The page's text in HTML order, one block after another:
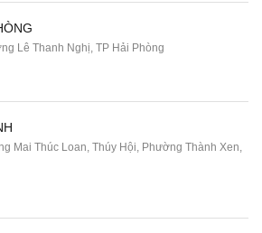
Lê Thanh Nghị, TP Hải Phòng
Mai Thúc Loan, Thúy Hội, Phường Thành Xen,